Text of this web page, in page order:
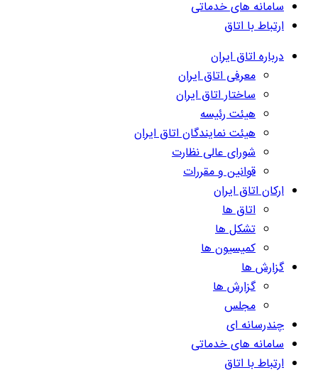
سامانه های خدماتی
ارتباط با اتاق
درباره اتاق ایران
معرفی اتاق ایران
ساختار اتاق ایران
هیئت رئیسه
هیئت نمایندگان اتاق ایران
شورای عالی نظارت
قوانین و مقررات
ارکان اتاق ایران
اتاق ها
تشکل ها
کمیسیون ها
گزارش ها
گزارش ها
مجلس
چندرسانه ای
سامانه های خدماتی
ارتباط با اتاق